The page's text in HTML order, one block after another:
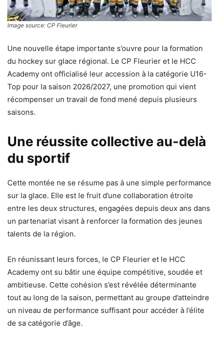
Image source: CP Fleurier
Une nouvelle étape importante s’ouvre pour la formation
du hockey sur glace régional. Le CP Fleurier et le HCC
Academy ont officialisé leur accession à la catégorie U16-
Top pour la saison 2026/2027, une promotion qui vient
récompenser un travail de fond mené depuis plusieurs
saisons.
Une réussite collective au-delà
du sportif
Cette montée ne se résume pas à une simple performance
sur la glace. Elle est le fruit d’une collaboration étroite
entre les deux structures, engagées depuis deux ans dans
un partenariat visant à renforcer la formation des jeunes
talents de la région.
En réunissant leurs forces, le CP Fleurier et le HCC
Academy ont su bâtir une équipe compétitive, soudée et
ambitieuse. Cette cohésion s’est révélée déterminante
tout au long de la saison, permettant au groupe d’atteindre
un niveau de performance suffisant pour accéder à l’élite
de sa catégorie d’âge.